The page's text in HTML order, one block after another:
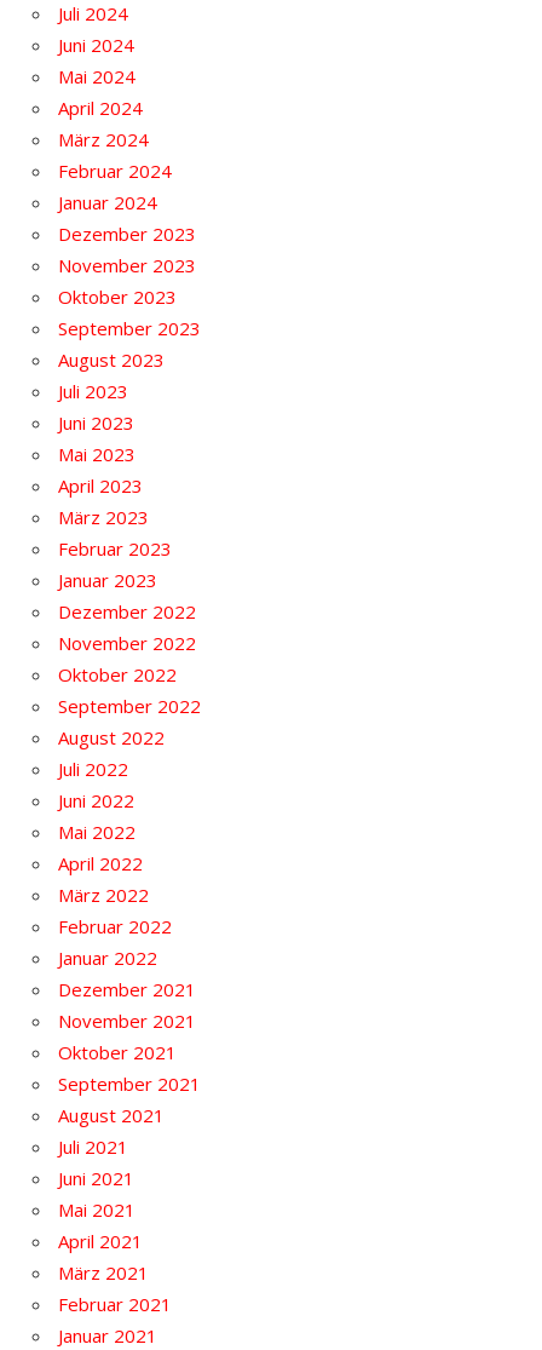
Juli 2024
Juni 2024
Mai 2024
April 2024
März 2024
Februar 2024
Januar 2024
Dezember 2023
November 2023
Oktober 2023
September 2023
August 2023
Juli 2023
Juni 2023
Mai 2023
April 2023
März 2023
Februar 2023
Januar 2023
Dezember 2022
November 2022
Oktober 2022
September 2022
August 2022
Juli 2022
Juni 2022
Mai 2022
April 2022
März 2022
Februar 2022
Januar 2022
Dezember 2021
November 2021
Oktober 2021
September 2021
August 2021
Juli 2021
Juni 2021
Mai 2021
April 2021
März 2021
Februar 2021
Januar 2021